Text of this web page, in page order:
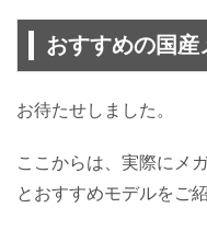
おすすめの国産
お待たせしました。
ここからは、実際にメ
とおすすめモデルをご